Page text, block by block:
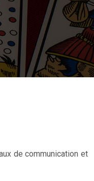
de communication et